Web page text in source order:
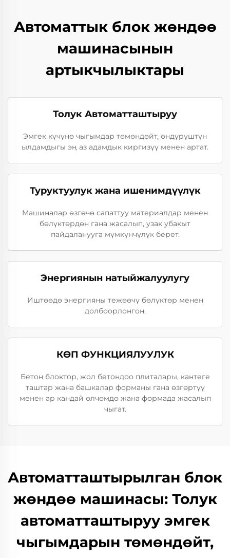
Автоматтык блок жөндөө
машинасынын
артыкчылыктары
Толук Автоматташтыруу
Эмгек күчүнө чыгымдар төмөндөйт, өндүрүштүн
ылдамдыгы эң аз адамдык киргизүү менен артат.
Туруктуулук жана ишенимдүүлүк
Машиналар өзгөчө сапаттуу материалдар менен
бөлүктөрдөн гана жасалып, узак убакыт
пайдаланууга мүмкүнчүлүк берет.
Энергиянын натыйжалуулугу
Иштөөдө энергияны тежөөчү бөлүктөр менен
долбоорлонгон.
КӨП ФУНКЦИЯЛУУЛУК
Бетон блоктор, жол бетондоо плиталары, кантеге
таштар жана башкалар форманы гана өзгөртүү
менен ар кандай өлчөмдө жана формада жасалып
чыгат.
Автоматташтырылган блок
жөндөө машинасы: Толук
автоматташтыруу эмгек
чыгымдарын төмөндөйт,